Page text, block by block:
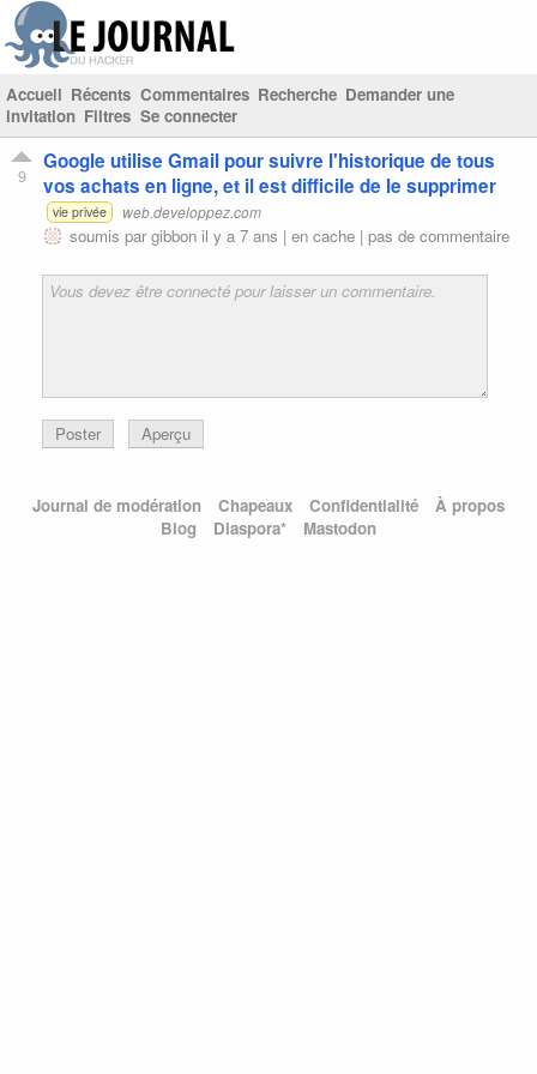
Accueil Récents Commentaires Recherche Demander une
invitation Filtres Se connecter
9
Google utilise Gmail pour suivre l'historique de tous
vos achats en ligne, et il est difficile de le supprimer
vie privée web.developpez.com
soumis pargibbon il y a 7 ans | en cache | pas de commentaire
Poster Aperçu
Journal de modération Chapeaux Confidentialité
À propos
Blog
Diaspora* Mastodon